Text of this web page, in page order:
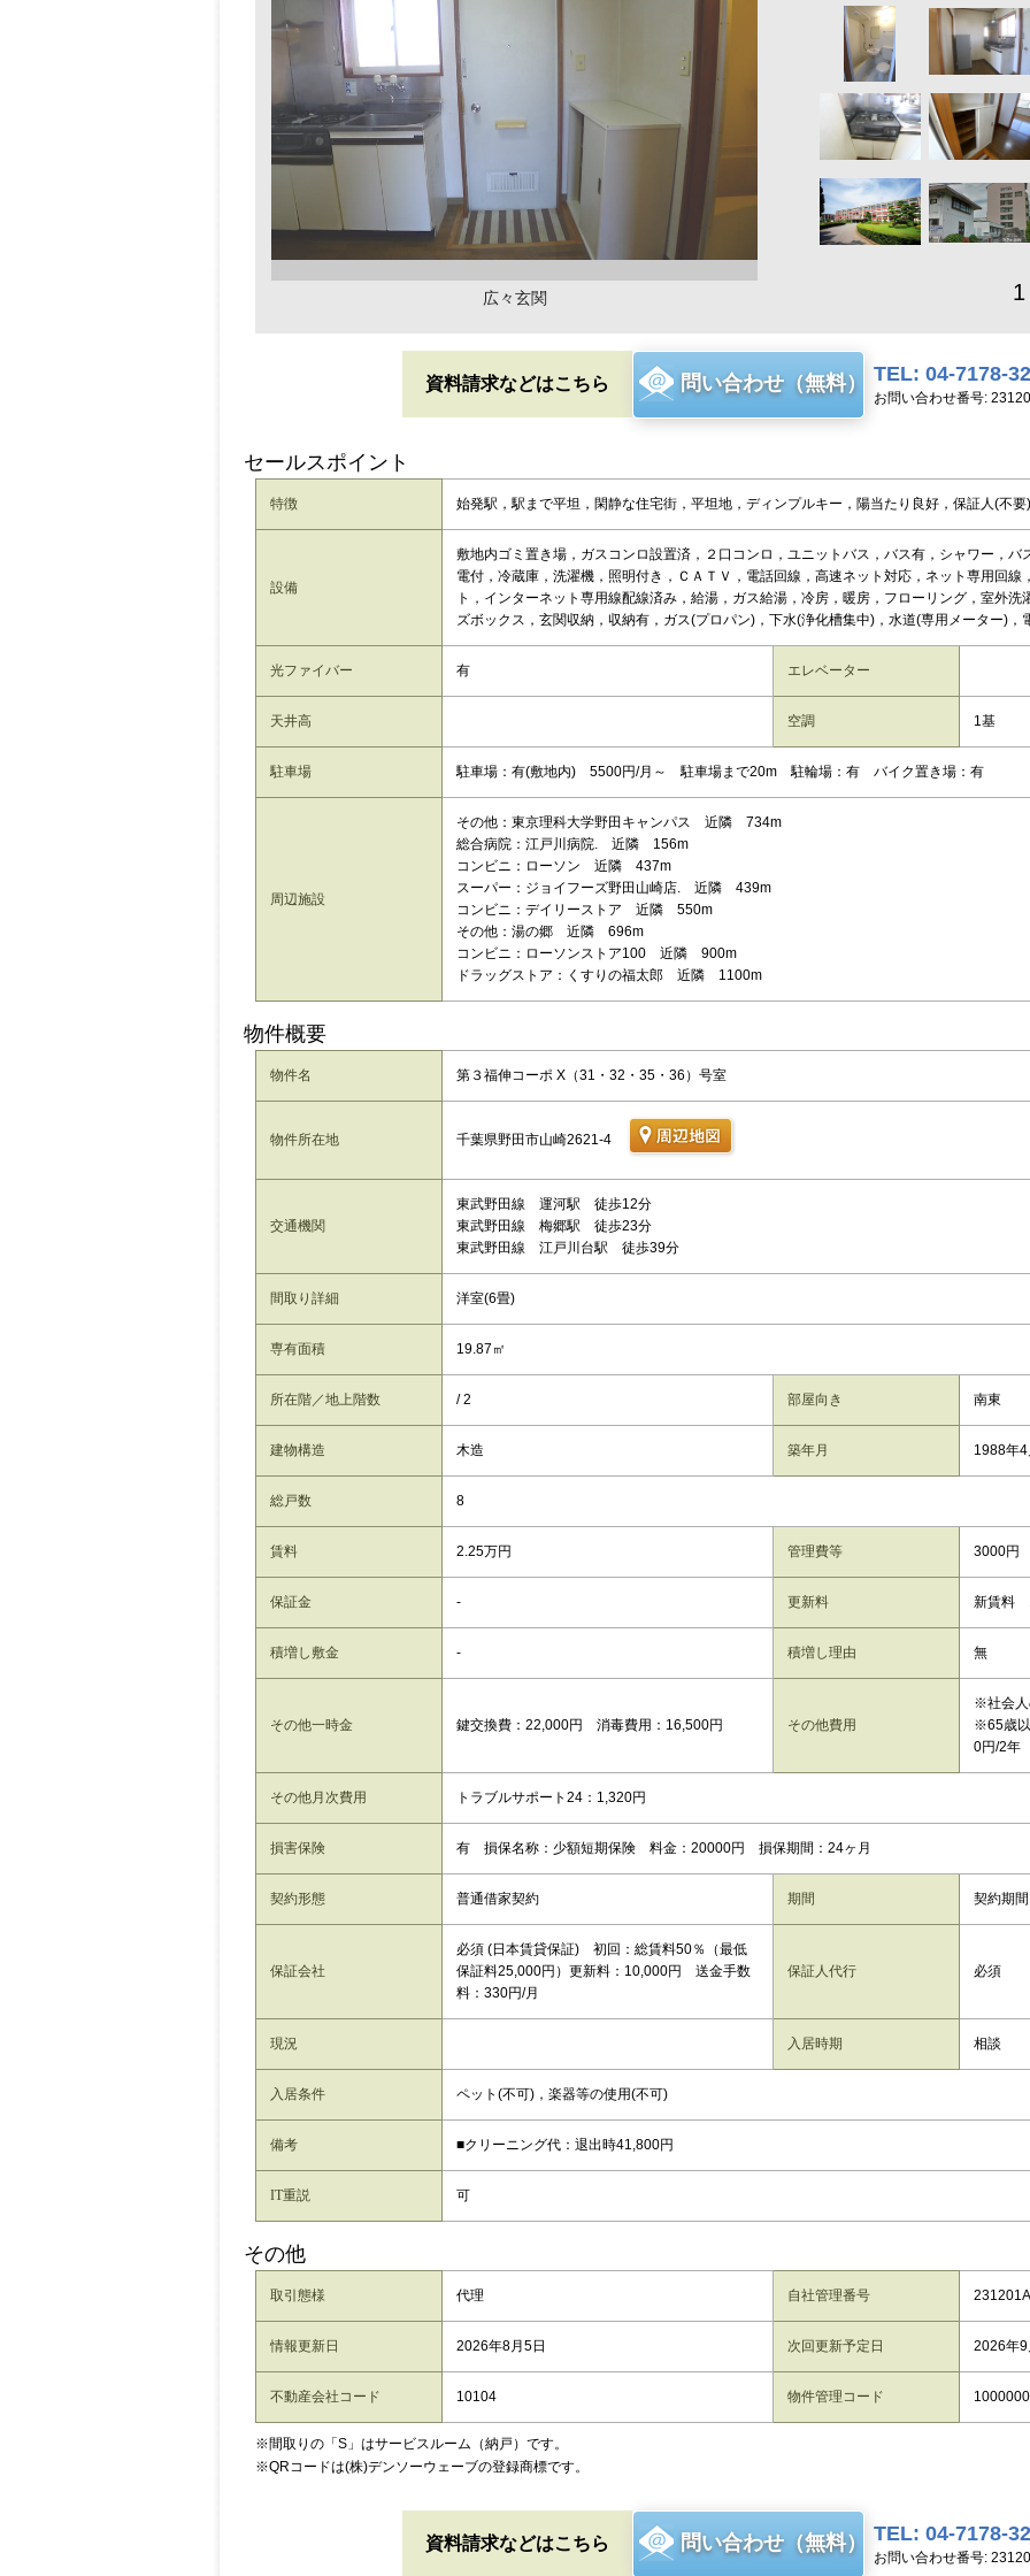
広々玄関
資料請求などはこちら 問い合わせ（無料） TEL: 04-7178-
お問い合わせ番号:
セールスポイント
特徴 始発駅，駅まで平坦，閑静な住宅街，平坦地，ディンプルキー，陽当たり良好，保証人(不
設備
敷地内ゴミ置き場，ガスコンロ設置済，２口コンロ，ユニットバス，バス有，シャワー，
電付，冷蔵庫，洗濯機，照明付き，ＣＡＴＶ，電話回線，高速ネット対応，ネット専用回
ト，インターネット専用線配線済み，給湯，ガス給湯，冷房，暖房，フローリング，室外
ズボックス，玄関収納，収納有，ガス(プロパン)，下水(浄化槽集中)，水道(専用メーター)，
光ファイバー 有 エレベーター
天井高 空調 1基
駐車場 駐車場：有(敷地内) 5500円/月～ 駐車場まで20m 駐輪場：有 バイク置き場：有
周辺施設
その他：東京理科大学野田キャンパス 近隣 734m
総合病院：江戸川病院. 近隣 156m
コンビニ：ローソン 近隣 437m
スーパー：ジョイフーズ野田山崎店. 近隣 439m
コンビニ：デイリーストア 近隣 550m
その他：湯の郷 近隣 696m
コンビニ：ローソンストア100 近隣 900m
ドラッグストア：くすりの福太郎 近隣 1100m
物件概要
物件名 第３福伸コーポ X（31・32・35・36）号室
物件所在地 千葉県野田市山崎2621-4
交通機関
東武野田線 運河駅 徒歩12分
東武野田線 梅郷駅 徒歩23分
東武野田線 江戸川台駅 徒歩39分
間取り詳細 洋室(6畳)
専有面積 19.87㎡
所在階／地上階数 / 2 部屋向き 南東
建物構造 木造 築年月 1988年4
総戸数 8
賃料 2.25万円 管理費等 3000円
保証金 - 更新料 新賃料
積増し敷金 - 積増し理由 無
その他一時金 鍵交換費：22,000円 消毒費用：16,500円 その他費用
※社会人
※65歳以
0円/2年
その他月次費用 トラブルサポート24：1,320円
損害保険 有 損保名称：少額短期保険 料金：20000円 損保期間：24ヶ月
契約形態 普通借家契約 期間 契約期
保証会社
必須 (日本賃貸保証) 初回：総賃料50％（最低
保証料25,000円）更新料：10,000円 送金手数
料：330円/月
保証人代行 必須
現況 入居時期 相談
入居条件 ペット(不可)，楽器等の使用(不可)
備考 ■クリーニング代：退出時41,800円
IT重説 可
その他
取引態様 代理 自社管理番号 231201A
情報更新日 2026年8月5日 次回更新予定日 2026年
不動産会社コード 10104 物件管理コード
※間取りの「S」はサービスルーム（納戸）です。
※QRコードは(株)デンソーウェーブの登録商標です。
資料請求などはこちら 問い合わせ（無料） TEL: 04-7178-
お問い合わせ番号: